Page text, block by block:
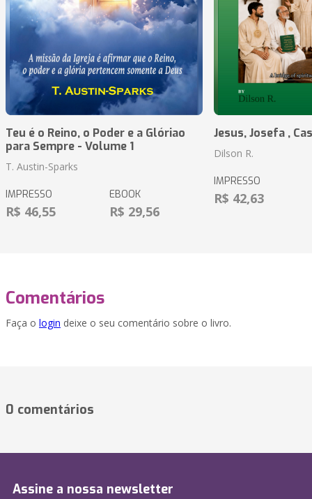
Teu é o Reino, o Poder e a Glóriao
para Sempre - Volume 1
T. Austin-Sparks
IMPRESSO
R$ 46,55
EBOOK
R$ 29,56
Jesus, Josefa ,
Dilson R.
IMPRESSO
R$ 42,63
Comentários
Faça o login deixe o seu comentário sobre o livro.
0 comentários
Assine a nossa newsletter